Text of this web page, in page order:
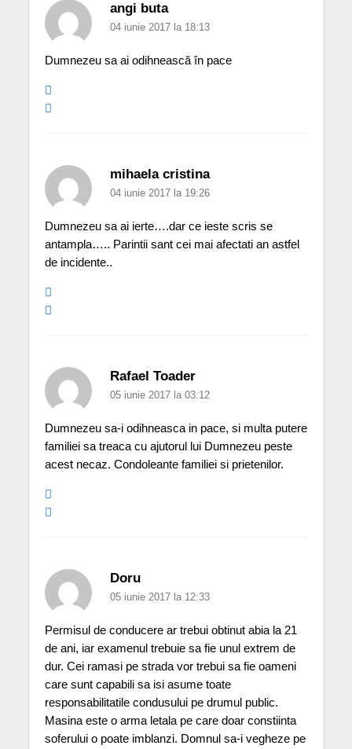
angi buta
04 iunie 2017 la 18:13
Dumnezeu sa ai odihnească în pace
mihaela cristina
04 iunie 2017 la 19:26
Dumnezeu sa ai ierte….dar ce ieste scris se
antampla….. Parintii sant cei mai afectati an astfel
de incidente..
Rafael Toader
05 iunie 2017 la 03:12
Dumnezeu sa-i odihneasca in pace, si multa putere
familiei sa treaca cu ajutorul lui Dumnezeu peste
acest necaz. Condoleante familiei si prietenilor.
Doru
05 iunie 2017 la 12:33
Permisul de conducere ar trebui obtinut abia la 21
de ani, iar examenul trebuie sa fie unul extrem de
dur. Cei ramasi pe strada vor trebui sa fie oameni
care sunt capabili sa isi asume toate
responsabilitatile condusului pe drumul public.
Masina este o arma letala pe care doar constiinta
soferului o poate imblanzi. Domnul sa-i vegheze pe